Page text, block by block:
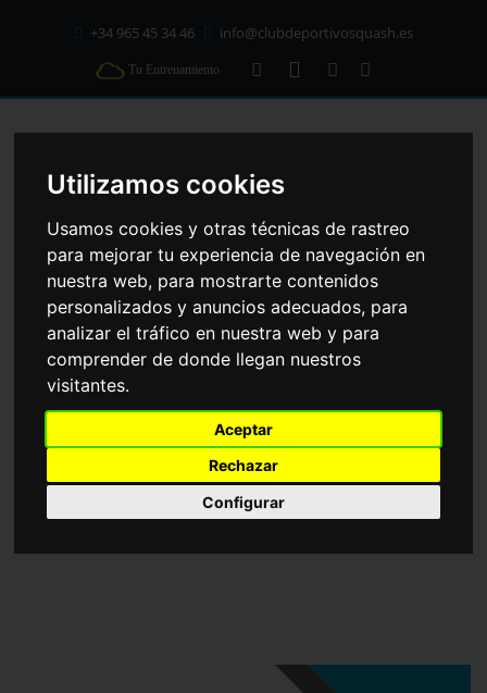
Utilizamos cookies
Usamos cookies y otras técnicas de rastreo
para mejorar tu experiencia de navegación en
nuestra web, para mostrarte contenidos
personalizados y anuncios adecuados, para
analizar el tráfico en nuestra web y para
comprender de donde llegan nuestros
visitantes.
Aceptar
Rechazar
Configurar
+34 965 45 34 46 info@clubdeportivosquash.es
Tu Entrenamiento
HORARIO CLASES DIRIGIDAS
Lunes - Viernes
07:00 - 23:00
Sábados y Festivos
08:00 - 14:30
17:30 - 21:00
Domingos
17:30 - 21:00
C/ Mallorca 41 cp: 03203Elche(Alicante)
GLÚTEOS / ABDOMEN / PIERNAS
GAP
CLASES DIRIGIDAS